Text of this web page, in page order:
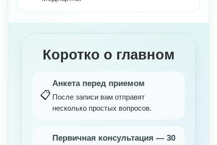
Коротко о главном
📋
Анкета перед приемом
После записи вам отправят
несколько простых вопросов.
Первичная консультация — 30